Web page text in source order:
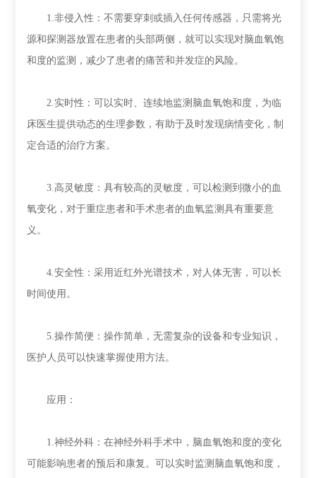
1.非侵入性：不需要穿刺或插入任何传感器，只需将光
源和探测器放置在患者的头部两侧，就可以实现对脑血氧饱
和度的监测，减少了患者的痛苦和并发症的风险。
2.实时性：可以实时、连续地监测脑血氧饱和度，为临
床医生提供动态的生理参数，有助于及时发现病情变化，制
定合适的治疗方案。
3.高灵敏度：具有较高的灵敏度，可以检测到微小的血
氧变化，对于重症患者和手术患者的血氧监测具有重要意
义。
4.安全性：采用近红外光谱技术，对人体无害，可以长
时间使用。
5.操作简便：操作简单，无需复杂的设备和专业知识，
医护人员可以快速掌握使用方法。
应用：
1.神经外科：在神经外科手术中，脑血氧饱和度的变化
可能影响患者的预后和康复。可以实时监测脑血氧饱和度，